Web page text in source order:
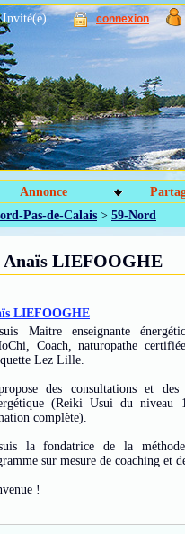
Invité(e) connexion
Annonce
Pas-de-Calais > 59-Nord
Anaïs LIEFOOGHE
LIEFOOGHE
Maitre enseignante
Coach, naturopathe
Lez Lille.
des consultations et
(Reiki Usui du
complète).
la fondatrice de la
sur mesure de coaching et
!